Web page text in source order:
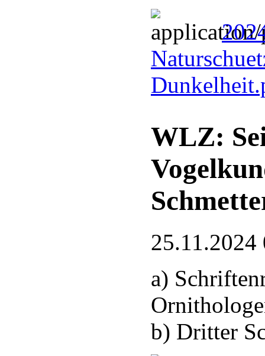
WLZ:
25.11.2024
a)
b) Dritter